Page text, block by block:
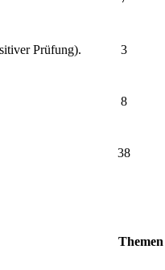
Prüfung).
3
8
38
Themen